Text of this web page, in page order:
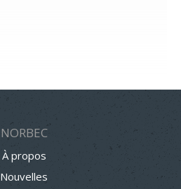
NORBEC
À propos
Nouvelles